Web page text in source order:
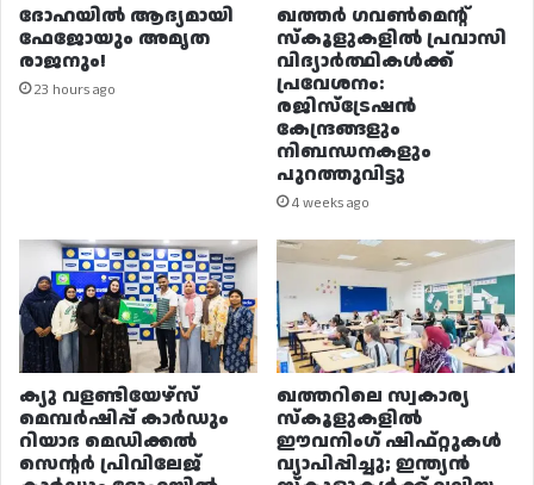
ദോഹയിൽ ആദ്യമായി
ഫേജോയും അമൃത
രാജനും!
23 hours ago
ഖത്തർ ഗവൺമെന്റ്
സ്കൂളുകളിൽ പ്രവാസി
വിദ്യാർത്ഥികൾക്ക്
പ്രവേശനം:
രജിസ്ട്രേഷൻ
കേന്ദ്രങ്ങളും
നിബന്ധനകളും
പുറത്തുവിട്ടു
4 weeks ago
ക്യു വളണ്ടിയേഴ്‌സ്
മെമ്പർഷിപ്പ് കാർഡും
റിയാദ മെഡിക്കൽ
സെന്റർ പ്രിവിലേജ്
ഖത്തറിലെ സ്വകാര്യ
സ്കൂളുകളിൽ
ഈവനിംഗ് ഷിഫ്റ്റുകൾ
വ്യാപിപ്പിച്ചു; ഇന്ത്യൻ